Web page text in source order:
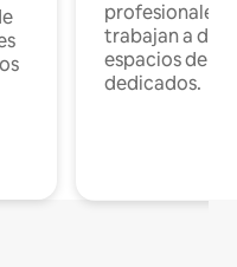
profesionales
trabajan a
espacios de
dedicados.